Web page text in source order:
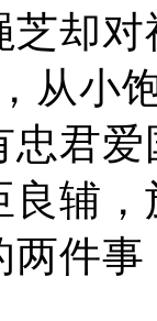
却
从小
君
良辅
两件